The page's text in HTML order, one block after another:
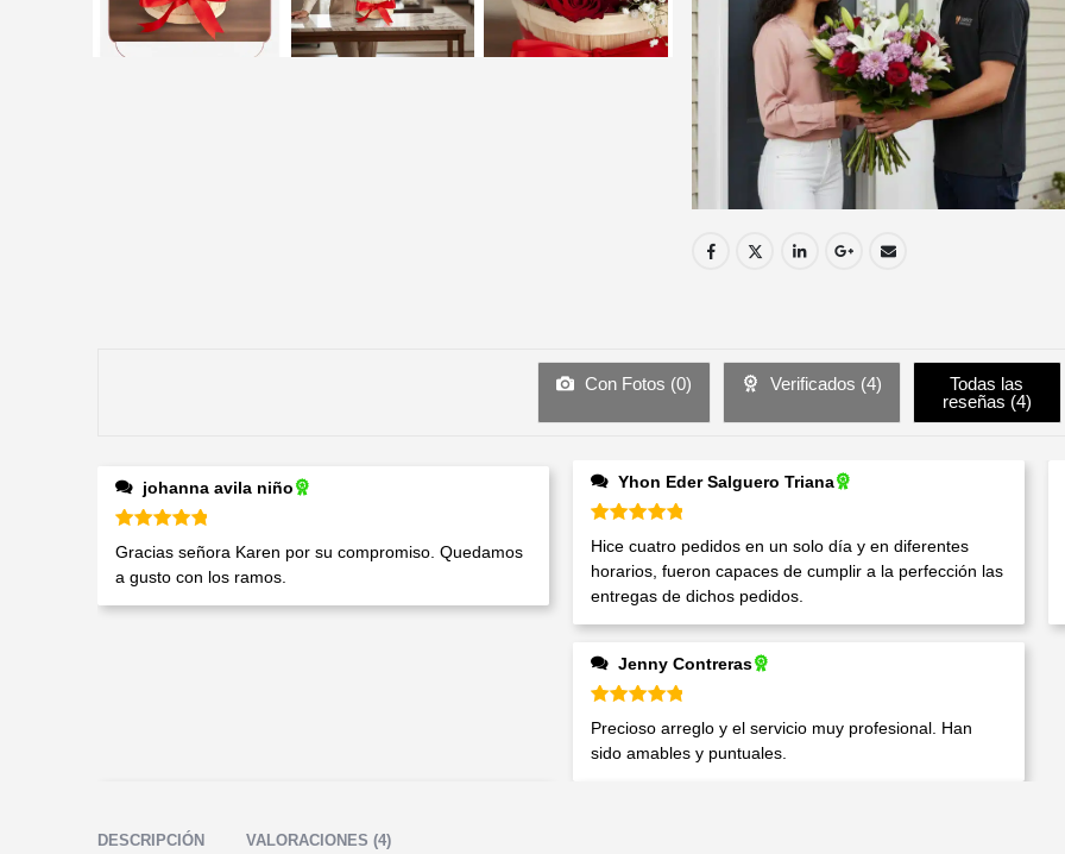
Con Fotos (0) Verificados (4)
Todas las
reseñas (4)
johanna avila niño
Gracias señora Karen por su compromiso. Quedamos
a gusto con los ramos.
Yhon Eder Salguero Triana
Hice cuatro pedidos en un solo día y en diferentes
horarios, fueron capaces de cumplir a la perfección las
entregas de dichos pedidos.
Jenny Contreras
Precioso arreglo y el servicio muy profesional. Han
sido amables y puntuales.
DESCRIPCIÓN VALORACIONES (4)